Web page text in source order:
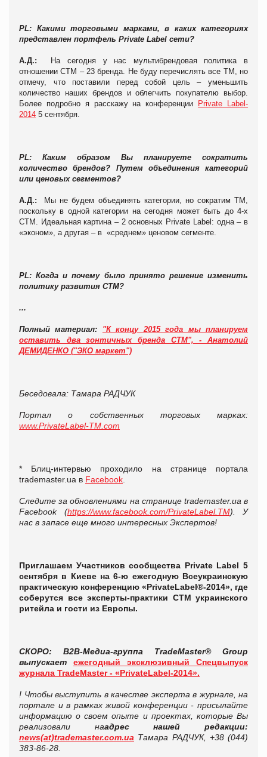
PL: Какими торговыми марками, в каких категориях
представлен портфель Private Label сети?
А.Д.: На сегодня у нас мультибрендовая политика в
отношении СТМ – 23 бренда. Не буду перечислять все ТМ, но
отмечу, что поставили перед собой цель – уменьшить
количество наших брендов и облегчить покупателю выбор.
Более подробно я расскажу на конференции Private Label-
2014 5 сентября.
PL: Каким образом Вы планируете сократить
количество брендов? Путем объединения категорий
или ценовых сегментов?
А.Д.: Мы не будем объединять категории, но сократим ТМ,
поскольку в одной категории на сегодня может быть до 4-х
СТМ. Идеальная картина – 2 основных Private Label: одна – в
«эконом», а другая – в «среднем» ценовом сегменте.
PL: Когда и почему было принято решение изменить
политику развития СТМ?
...
Полный материал: "К концу 2015 года мы планируем
оставить два зонтичных бренда СТМ", - Анатолий
ДЕМИДЕНКО ("ЭКО маркет")
Беседовала: Тамара РАДЧУК
Портал о собственных торговых марках:
www.PrivateLabel-TM com
* Блиц-интервью проходило на странице портала
trademaster.ua в Facebook
Следите за обновлениями на странице trademaster.ua в
Facebook (https://www.facebook.com/PrivateLabel.TM). У
нас в запасе еще много интересных Экспертов!
Приглашаем Участников сообщества Private Label 5
сентября в Киеве на 6-ю ежегодную Всеукраинскую
практическую конференцию «PrivateLabel®-2014», где
соберутся все эксперты-практики СТМ украинского
ритейла и гости из Европы.
СКОРО: B2B-Медиа-группа TradeMaster® Group
выпускает ежегодный эксклюзивный Спецвыпуск
журнала TradeMaster - «PrivateLabel-2014».
! Чтобы выступить в качестве эксперта в журнале, на
портале и в рамках живой конференции - присылайте
информацию о своем опыте и проектах, которые Вы
реализовали наадрес нашей редакции:
news(at)trademaster.com.ua Тамара РАДЧУК, +38 (044)
383-86-28.